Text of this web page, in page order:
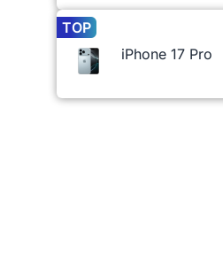
TOP
iPhone 17 Pro